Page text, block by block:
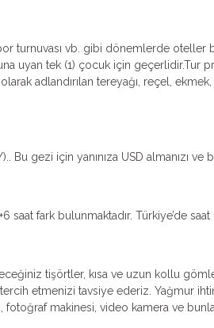
turnuvası vb. gibi dönemlerde oteller
uyan tek (1) çocuk için geçerlidir.Tur
adlandırılan tereyağı, reçel,
Bu gezi için yanınıza USD almanızı
saat fark bulunmaktadır. Türkiye’de
tişörtler, kısa ve uzun kollu
etmenizi tavsiye ederiz. Yağmur
fotoğraf makinesi, video kamera ve